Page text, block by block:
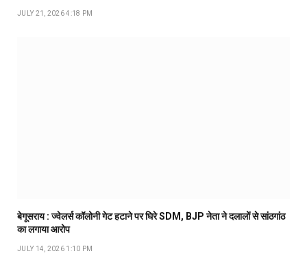
JULY 21, 2026 4:18 PM
बेगूसराय : ज्वेलर्स कॉलोनी गेट हटाने पर घिरे SDM, BJP नेता ने दलालों से सांठगांठ
का लगाया आरोप
JULY 14, 2026 1:10 PM